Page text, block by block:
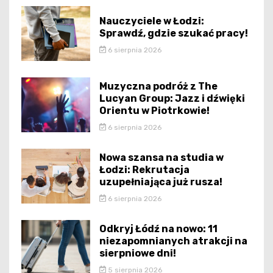
Nauczyciele w Łodzi:
Sprawdź, gdzie szukać pracy!
6 sierpnia 2026
Muzyczna podróż z The
Lucyan Group: Jazz i dźwięki
Orientu w Piotrkowie!
6 sierpnia 2026
Nowa szansa na studia w
Łodzi: Rekrutacja
uzupełniająca już rusza!
6 sierpnia 2026
Odkryj Łódź na nowo: 11
niezapomnianych atrakcji na
sierpniowe dni!
5 sierpnia 2026